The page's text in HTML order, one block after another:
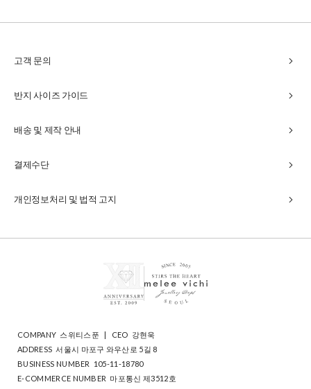
고객 문의 chevron_right
반지 사이즈 가이드 chevron_right
배송 및 제작 안내 chevron_right
결제수단 chevron_right
개인정보처리 및 법적 고지 chevron_right
COMPANY 스위티스푼 | CEO 강현욱
ADDRESS 서울시 마포구 와우산로 5길 8
BUSINESS NUMBER
105-11-18780
E-COMMERCE NUMBER 마포통신 제3512호